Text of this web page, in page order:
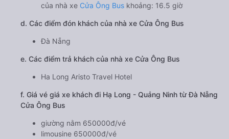
của nhà xe Cửa Ông Bus khoảng: 16.5 giờ
d. Các điểm đón khách của nhà xe Cửa Ông Bus
Đà Nẵng
e. Các điểm trả khách của nhà xe Cửa Ông Bus
Ha Long Aristo Travel Hotel
f. Giá vé giá xe khách đi Hạ Long - Quảng Ninh từ Đà Nẵng
Cửa Ông Bus
giường nằm 650000đ/vé
limousine 650000đ/vé